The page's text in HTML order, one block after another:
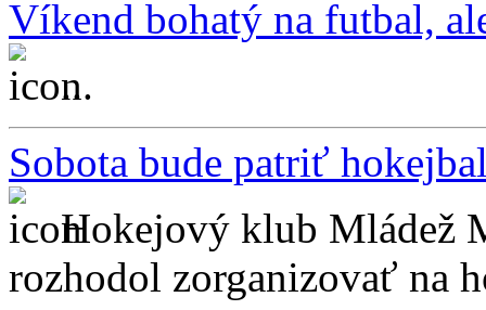
Víkend bohatý na futbal,
...
Sobota bude patriť
Hokejový klub Mládež
rozhodol zorganizovať na